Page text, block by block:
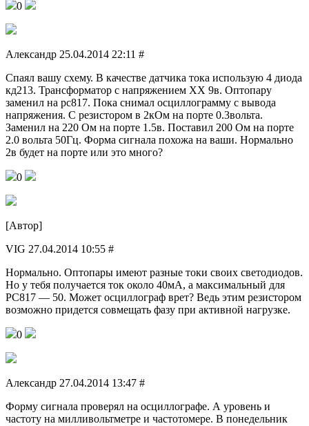
0
Александр 25.04.2014 22:11 #
Спаял вашу схему. В качестве датчика тока использую 4 диода
кд213. Трансформатор с напряжением ХХ 9в. Оптопару
заменил на pc817. Пока снимал осциллограмму с вывода
напряжения. С резистором в 2кОм на порте 0.3вольта.
Заменил на 220 Ом на порте 1.5в. Поставил 200 Ом на порте
2.0 вольта 50Гц. Форма сигнала похожа на ваши. Нормально
2в будет на порте или это много?
0
[Автор]
VIG 27.04.2014 10:55 #
Нормально. Оптопары имеют разные токи своих светодиодов.
Но у тебя получается ток около 40мА, а максимальный для
PC817 — 50. Может осциллограф врет? Ведь этим резистором
возможно придется совмещать фазу при активной нагрузке.
0
Александр 27.04.2014 13:47 #
Форму сигнала проверял на осциллографе. А уровень и
частоту на милливольтметре и частотомере. В понедельник